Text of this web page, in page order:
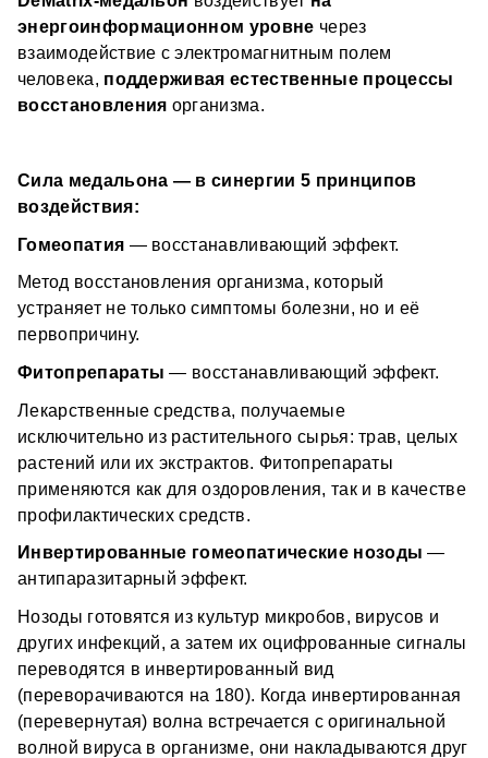
Почему выбирают DeMatrix?
✔ Просто в применении, эффективно в
результатах — носишь и не усложняешь себе жизнь
подходами
медальонов нет
Точечное направление
конкретную задачу — «Здоровье женщин»
Важно! Медальон предназначен только для
индивидуального использования. После вскрытия и
начала использования запрещается передача его
другим лицам.
Наденьте медальон (важно соприкосновение с
телом)
Носите ежедневно для оздоровления в случае
самочувствию, когда чувствуете необходимость
Можно носить ночью, если медальон закреплён на
теле
Пей 1–1,5 л воды без газа
организму быстрее восстановиться
Перед водными процедурами сними медальон
Для усиления эффекта оздоровления — можно
носить до 3-х медальонов одновременно
Для продления курса оздоровления по истечении 6
месяцев, воспользуйтесь еще одним DeMatrix-
медальоном или перейдите на применение
приборов DeVita Ritm+ и DeVita AP+.
восстановление организма, без химии,
экологичный способ оздоровления.
*не является медицинским изделием
DeMatrix — 14 энергоинформационных
Компактное носимое устройство, которое
взаимодействует с электромагнитным полем
организма и активирует процессы
самовосстановления.
энергоинформационном уровне через
взаимодействие с электромагнитным полем
человека, поддерживая естественные процессы
восстановления организма.
Сила медальона — в синергии 5 принципов
воздействия:
Гомеопатия — восстанавливающий эффект.
Метод восстановления организма, который
устраняет не только симптомы болезни, но и её
первопричину.
Фитопрепараты — восстанавливающий эффект.
Лекарственные средства, получаемые
исключительно из растительного сырья: трав, целых
растений или их экстрактов. Фитопрепараты
применяются как для оздоровления, так и в качестве
профилактических средств.
Инвертированные гомеопатические нозоды —
антипаразитарный эффект.
Нозоды готовятся из культур микробов, вирусов и
других инфекций, а затем их оцифрованные сигналы
переводятся в инвертированный вид
(переворачиваются на 180). Когда инвертированная
(перевернутая) волна встречается с оригинальной
волной вируса в организме, они накладываются друг